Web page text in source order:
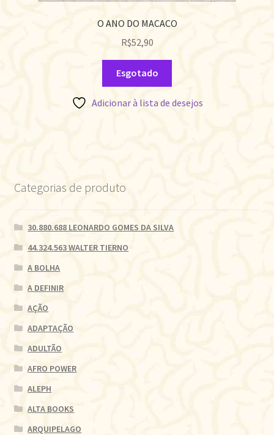
O ANO DO MACACO
R$52,90
Esgotado
Adicionar à lista de desejos
Categorias de produto
30.880.688 LEONARDO GOMES DA SILVA
44.324.563 WALTER TIERNO
A BOLHA
A DEFINIR
AÇÃO
ADAPTAÇÃO
ADULTÃO
AFRO POWER
ALEPH
ALTA BOOKS
ARQUIPELAGO